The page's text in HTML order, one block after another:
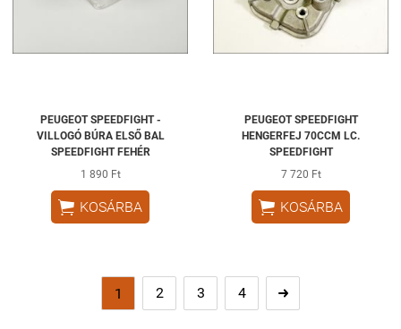
PEUGEOT SPEEDFIGHT -
VILLOGÓ BÚRA ELSŐ BAL
SPEEDFIGHT FEHÉR
1 890 Ft
 KOSÁRBA
PEUGEOT SPEEDFIGHT
HENGERFEJ 70CCM LC.
SPEEDFIGHT
7 720 Ft
 KOSÁRBA
1 2 3 4 